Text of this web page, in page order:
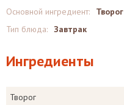
Основной ингредиент:
Творог
Тип блюда: Завтрак
Ингредиенты
Творог